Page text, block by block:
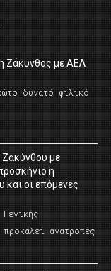
Ζάκυνθος με ΑΕΛ
δυνατό φιλικό
με
η
και οι επόμενες
ανατροπές